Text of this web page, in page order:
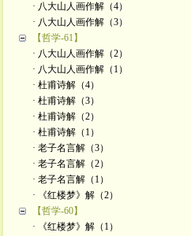
· 八大山人画作解（4）
· 八大山人画作解（3）
【哲学-61】
· 八大山人画作解（2）
· 八大山人画作解（1）
· 杜甫诗解（4）
· 杜甫诗解（3）
· 杜甫诗解（2）
· 杜甫诗解（1）
· 老子名言解（3）
· 老子名言解（2）
· 老子名言解（1）
· 《红楼梦》解（2）
【哲学-60】
· 《红楼梦》解（1）